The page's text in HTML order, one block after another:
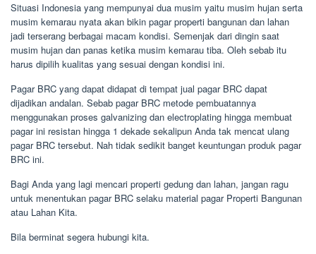
Situasi Indonesia yang mempunyai dua musim yaitu musim hujan serta
musim kemarau nyata akan bikin pagar properti bangunan dan lahan
jadi terserang berbagai macam kondisi. Semenjak dari dingin saat
musim hujan dan panas ketika musim kemarau tiba. Oleh sebab itu
harus dipilih kualitas yang sesuai dengan kondisi ini.
Pagar BRC yang dapat didapat di tempat jual pagar BRC dapat
dijadikan andalan. Sebab pagar BRC metode pembuatannya
menggunakan proses galvanizing dan electroplating hingga membuat
pagar ini resistan hingga 1 dekade sekalipun Anda tak mencat ulang
pagar BRC tersebut. Nah tidak sedikit banget keuntungan produk pagar
BRC ini.
Bagi Anda yang lagi mencari properti gedung dan lahan, jangan ragu
untuk menentukan pagar BRC selaku material pagar Properti Bangunan
atau Lahan Kita.
Bila berminat segera hubungi kita.